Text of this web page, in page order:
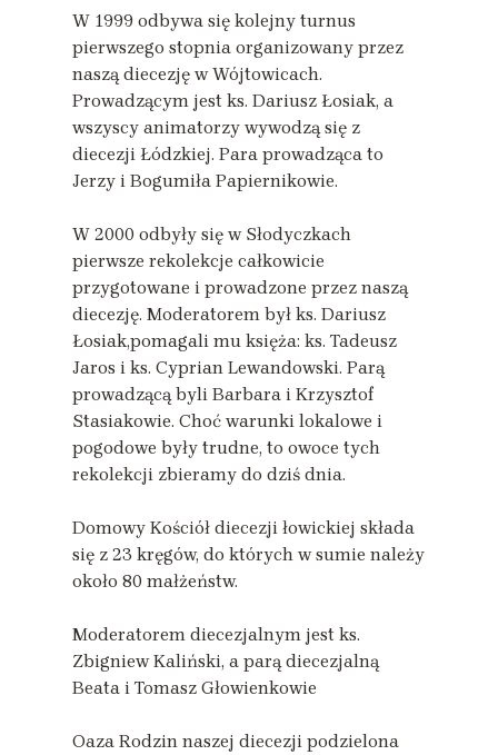
W 1999 odbywa się kolejny turnus
pierwszego stopnia organizowany przez
naszą diecezję w Wójtowicach.
Prowadzącym jest ks. Dariusz Łosiak, a
wszyscy animatorzy wywodzą się z
diecezji Łódzkiej. Para prowadząca to
Jerzy i Bogumiła Papiernikowie.
W 2000 odbyły się w Słodyczkach
pierwsze rekolekcje całkowicie
przygotowane i prowadzone przez naszą
diecezję. Moderatorem był ks. Dariusz
Łosiak,pomagali mu księża: ks. Tadeusz
Jaros i ks. Cyprian Lewandowski. Parą
prowadzącą byli Barbara i Krzysztof
Stasiakowie. Choć warunki lokalowe i
pogodowe były trudne, to owoce tych
rekolekcji zbieramy do dziś dnia.
Domowy Kościół diecezji łowickiej składa
się z 23 kręgów, do których w sumie należy
około 80 małżeństw.
Moderatorem diecezjalnym jest ks.
Zbigniew Kaliński, a parą diecezjalną
Beata i Tomasz Głowienkowie
Oaza Rodzin naszej diecezji podzielona